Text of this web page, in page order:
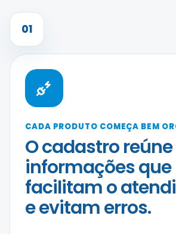
01
CADA PRODUTO COMEÇA BEM
O cadastro reúne
informações que
facilitam o
e evitam erros.